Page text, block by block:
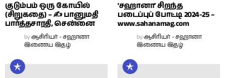
குடும்பம் ஒரு கோயில்
(சிறுகதை) – ✍ பானுமதி
பார்த்தசாரதி, சென்னை
byஆசிரியர் - சஹானா
இணைய இதழ்
‘சஹானா’ சிறந்த
படைப்புப் போட்டி 2024-25 –
www.sahanamag.com
byஆசிரியர் - சஹானா
இணைய இதழ்